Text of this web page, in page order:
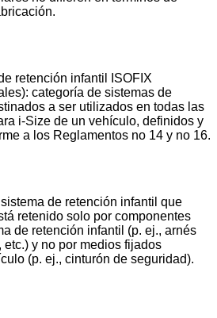
retención infantil ISOFIX
categoría de sistemas de
a ser utilizados en todas las
i-Size de un vehículo, definidos y
a los Reglamentos no 14 y no 16.
de retención infantil que
retenido solo por componentes
de retención infantil (p. ej., arnés
y no por medios fijados
(p. ej., cinturón de seguridad).